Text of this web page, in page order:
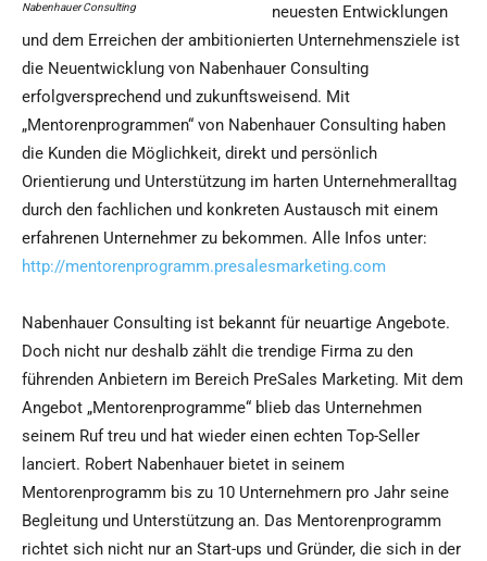
Nabenhauer Consulting
neuesten Entwicklungen
und dem Erreichen der ambitionierten Unternehmensziele ist
die Neuentwicklung von Nabenhauer Consulting
erfolgversprechend und zukunftsweisend. Mit
„Mentorenprogrammen“ von Nabenhauer Consulting haben
die Kunden die Möglichkeit, direkt und persönlich
Orientierung und Unterstützung im harten Unternehmeralltag
durch den fachlichen und konkreten Austausch mit einem
erfahrenen Unternehmer zu bekommen. Alle Infos unter:
http://mentorenprogramm.presalesmarketing.com
Nabenhauer Consulting ist bekannt für neuartige Angebote.
Doch nicht nur deshalb zählt die trendige Firma zu den
führenden Anbietern im Bereich PreSales Marketing. Mit dem
Angebot „Mentorenprogramme“ blieb das Unternehmen
seinem Ruf treu und hat wieder einen echten Top-Seller
lanciert. Robert Nabenhauer bietet in seinem
Mentorenprogramm bis zu 10 Unternehmern pro Jahr seine
Begleitung und Unterstützung an. Das Mentorenprogramm
richtet sich nicht nur an Start-ups und Gründer, die sich in der